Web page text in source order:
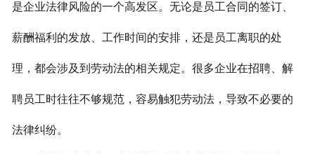
是企业法律风险的一个高发区。无论是员工合同的签订、
薪酬福利的发放、工作时间的安排，还是员工离职的处
理，都会涉及到劳动法的相关规定。很多企业在招聘、解
聘员工时往往不够规范，容易触犯劳动法，导致不必要的
法律纠纷。